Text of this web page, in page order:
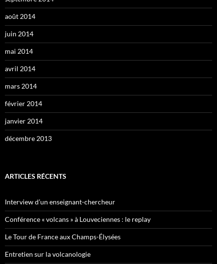
août 2014
juin 2014
mai 2014
avril 2014
mars 2014
février 2014
janvier 2014
décembre 2013
ARTICLES RÉCENTS
Interview d’un enseignant-chercheur
Conférence « volcans » à Louveciennes : le replay
Le Tour de France aux Champs-Élysées
Entretien sur la volcanologie